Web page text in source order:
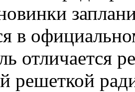
в
отличается
решеткой